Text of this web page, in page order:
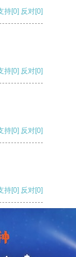
持[0] 反对[0]
持[0] 反对[0]
持[0] 反对[0]
持[0] 反对[0]